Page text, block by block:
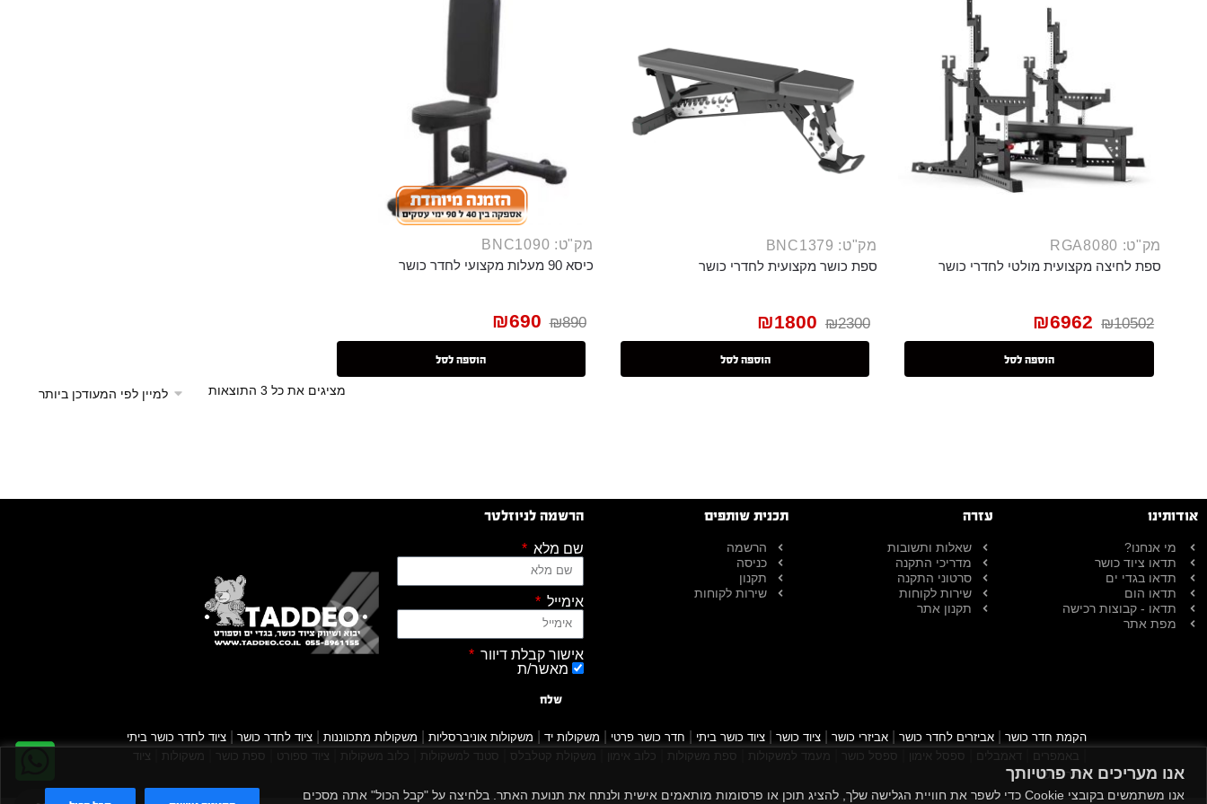
אנו מעריכים את פרטיותך
אנו משתמשים בקובצי Cookie כדי לשפר את חוויית הגלישה שלך, להציג תוכן או פרסומות מותאמים אישית ולנתח את תנועת האתר. בלחיצה על "קבל הכול" אתה מסכים
מק"ט: RGA8080
ספת לחיצה מקצועית מולטי לחדרי כושר
₪10502
₪6962
הוספה לסל
מק"ט: BNC1379
ספת כושר מקצועית לחדרי כושר
₪2300
₪1800
הוספה לסל
מק"ט: BNC1090
כיסא 90 מעלות מקצועי לחדר כושר
₪890
₪690
הוספה לסל
מציגים את כל ⁦3⁩ התוצאות
אודותינו
מי אנחנו?
תדאו ציוד כושר
תדאו בגדי ים
תדאו הום
תדאו - קבוצות רכישה
מפת אתר
עזרה
שאלות ותשובות
מדריכי התקנה
סרטוני התקנה
שירות לקוחות
תקנון אתר
תכנית שותפים
הרשמה
כניסה
תקנון
שירות לקוחות
הרשמה לניוזלטר
שם מלא
אימייל
אישור קבלת דיוור
מאשר/ת
שלח
הקמת חדר כושר |אביזרים לחדר כושר |אביזרי כושר |ציוד כושר |ציוד כושר ביתי חדר כושר פרטי משקולות יד משקולות אוניברסליות משקולות מתכווננות |ציוד לחדר כושר |ציוד לחדר כושר ביתי
באמפרים דאמבלים ספסל אימון ספסל כושר מעמד למשקולות ספת משקולות כלוב אימון משקולת קטלבלס סטנד למשקולות כלוב משקולות ציוד ספורט ספת כושר משקולות
ציוד
חדרי כושר